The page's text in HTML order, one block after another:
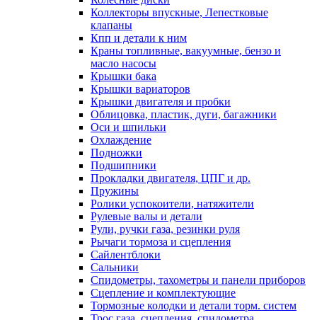
Коллекторы впускные, Лепестковые
клапаны
Кпп и детали к ним
Краны топливные, вакуумные, бензо и
масло насосы
Крышки бака
Крышки вариаторов
Крышки двигателя и пробки
Облицовка, пластик, дуги, багажники
Оси и шпильки
Охлаждение
Подножки
Подшипники
Прокладки двигателя, ЦПГ и др.
Пружины
Ролики успокоители, натяжители
Рулевые валы и детали
Рули, ручки газа, резинки руля
Рычаги тормоза и сцепления
Сайлентблоки
Сальники
Спидометры, тахометры и панели приборов
Сцепление и комплектующие
Тормозные колодки и детали торм. систем